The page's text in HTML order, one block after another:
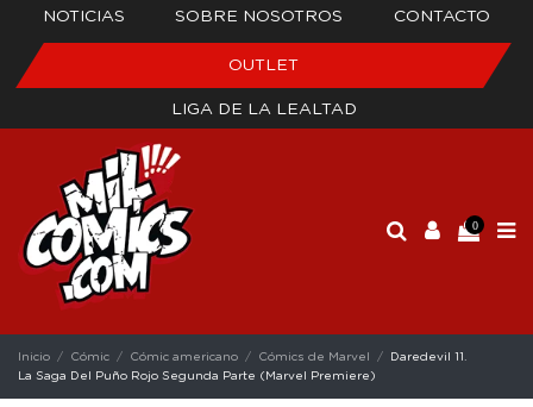
NOTICIAS SOBRE NOSOTROS CONTACTO
OUTLET
LIGA DE LA LEALTAD
0
Inicio Cómic Cómic americano Cómics de Marvel
Daredevil 11.
La Saga Del Puño Rojo Segunda Parte (Marvel Premiere)